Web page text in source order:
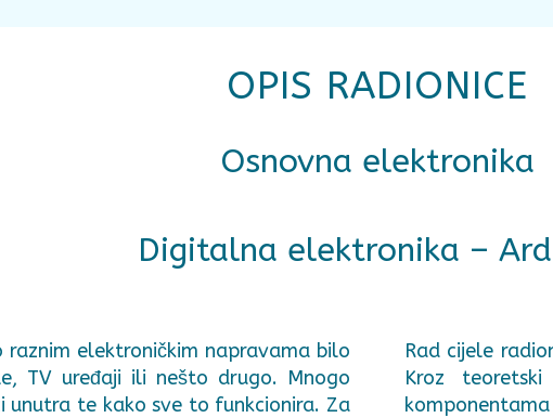
OPIS RADIONICE
Osnovna elektronika
Digitalna elektronika –
raznim elektroničkim napravama bilo
TV uređaji ili nešto drugo. Mnogo
te kako sve to funkcionira. Za
Rad cijele
Kroz